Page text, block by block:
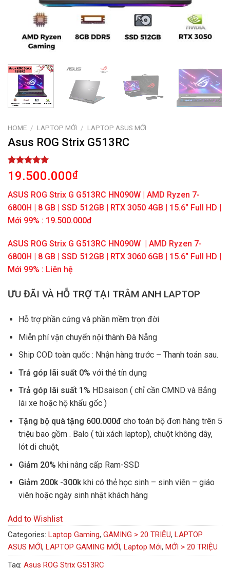
HOME / LAPTOP MỚI / LAPTOP ASUS MỚI
Asus ROG Strix G513RC
Rated5.00
out of 5
1
customer
rating
19.500.000₫
ASUS ROG Strix G G513RC HN090W | AMD Ryzen 7-
6800H | 8 GB | SSD 512GB | RTX 3050 4GB | 15.6″ Full HD |
Mới 99% : 19.500.000đ
ASUS ROG Strix G G513RC HN090W | AMD Ryzen 7-
6800H | 8 GB | SSD 512GB | RTX 3060 6GB | 15.6″ Full HD |
Mới 99% : Liên hệ
ƯU ĐÃI VÀ HỖ TRỢ TẠI TRÂM ANH LAPTOP
Hỗ trợ phần cứng và phần mềm trọn đời
Miễn phí vận chuyển nội thành Đà Nẵng
Ship COD toàn quốc : Nhận hàng trước – Thanh toán sau.
Trả góp lãi suất 0% với thẻ tín dụng
Trả góp lãi suất 1% HDsaison ( chỉ cần CMND và Bắng
lái xe hoặc hộ khẩu gốc )
Tặng bộ quà tặng 600.000đ cho toàn bộ đơn hàng trên 5
triệu bao gồm . Balo ( túi xách laptop), chuột không dây,
lót di chuột,
Giảm 20% khi nâng cấp Ram-SSD
Giảm 200k -300k khi có thẻ học sinh – sinh viên – giáo
viên hoặc ngày sinh nhật khách hàng
Add to Wishlist
Categories: Laptop Gaming, GAMING > 20 TRIỆU, LAPTOP
ASUS MỚI, LAPTOP GAMING MỚI, Laptop Mới, MỚI > 20 TRIỆU
Tag: Asus ROG Strix G513RC